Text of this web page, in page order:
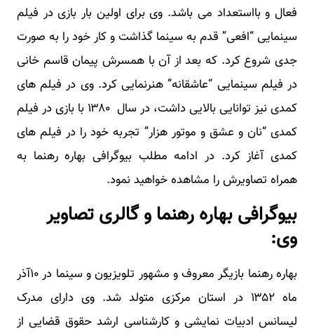
فعال و بااستعداد می باشد. وی برای اولین بار بازی در فیلم
سینمایی “افعی” قدم به سینما گذاشت و کار خود را به صورت
جدی شروع کرد. که بعد از آن با همسرش پیمان قاسم خانی
در فیلم سینمایی “عاشقانه” هنرنمایی کرد. وی در فیلم های
کمدی نیز توانایی بالایی داشت، در سال ۱۳۸۰ با بازی در فیلم
کمدی “نان و عشق و موتور هزار” تجربه خود را در فیلم های
کمدی آغاز کرد. در ادامه مطلب بیوگرافی بهاره رهنما به
همراه تصاویرش را مشاهده خواهید نمود.
بیوگرافی بهاره رهنما و گالری تصاویر
وی:
بهاره رهنما بازیگر معروف و مشهور تلویزیون و سینما در ۱۰آذر
ماه ۱۳۵۲ در استان مرکزی متولد شد. وی دارای مدرک
لیسانس ادبیات نمایشی و کارشناسی ارشد حقوق قضایی از